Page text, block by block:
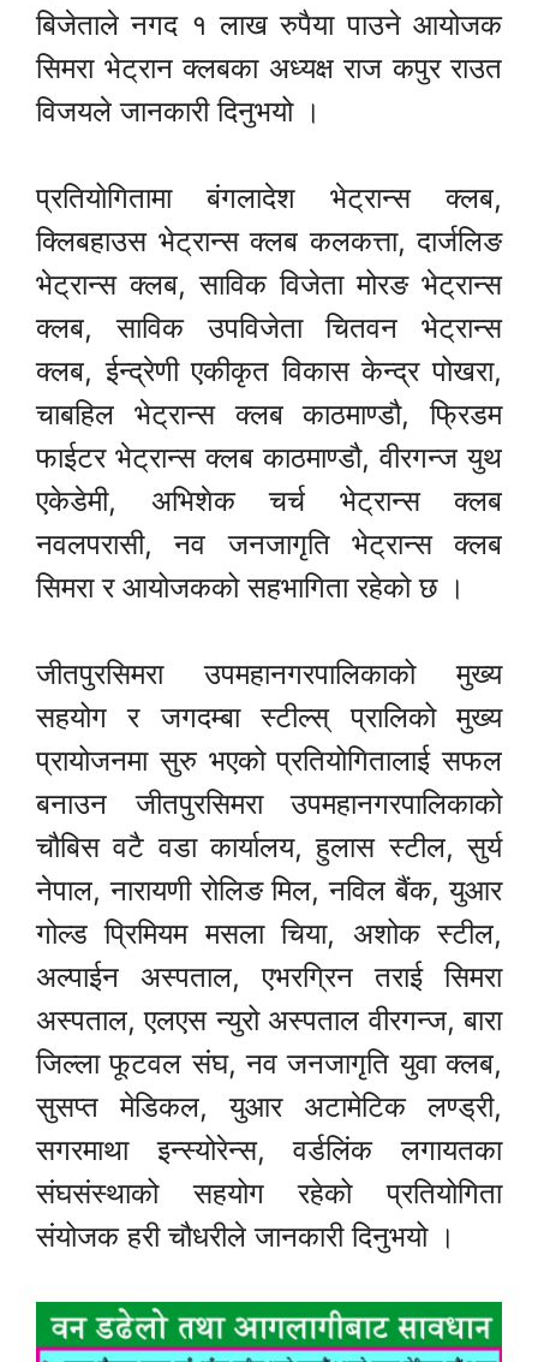
बिजेताले नगद १ लाख रुपैया पाउने आयोजक
सिमरा भेट्रान क्लबका अध्यक्ष राज कपुर राउत
विजयले जानकारी दिनुभयो ।
प्रतियोगितामा बंगलादेश भेट्रान्स क्लब,
क्लिबहाउस भेट्रान्स क्लब कलकत्ता, दार्जलिङ
भेट्रान्स क्लब, साविक विजेता मोरङ भेट्रान्स
क्लब, साविक उपविजेता चितवन भेट्रान्स
क्लब, ईन्द्रेणी एकीकृत विकास केन्द्र पोखरा,
चाबहिल भेट्रान्स क्लब काठमाण्डौ, फ्रिडम
फाईटर भेट्रान्स क्लब काठमाण्डौ, वीरगन्ज युथ
एकेडेमी, अभिशेक चर्च भेट्रान्स क्लब
नवलपरासी, नव जनजागृति भेट्रान्स क्लब
सिमरा र आयोजकको सहभागिता रहेको छ ।
जीतपुरसिमरा उपमहानगरपालिकाको मुख्य
सहयोग र जगदम्बा स्टील्स् प्रालिको मुख्य
प्रायोजनमा सुरु भएको प्रतियोगितालाई सफल
बनाउन जीतपुरसिमरा उपमहानगरपालिकाको
चौबिस वटै वडा कार्यालय, हुलास स्टील, सुर्य
नेपाल, नारायणी रोलिङ मिल, नविल बैंक, युआर
गोल्ड प्रिमियम मसला चिया, अशोक स्टील,
अल्पाईन अस्पताल, एभरग्रिन तराई सिमरा
अस्पताल, एलएस न्युरो अस्पताल वीरगन्ज, बारा
जिल्ला फूटवल संघ, नव जनजागृति युवा क्लब,
सुसप्त मेडिकल, युआर अटामेटिक लण्ड्री,
सगरमाथा इन्स्योरेन्स, वर्डलिंक लगायतका
संघसंस्थाको सहयोग रहेको प्रतियोगिता
संयोजक हरी चौधरीले जानकारी दिनुभयो ।